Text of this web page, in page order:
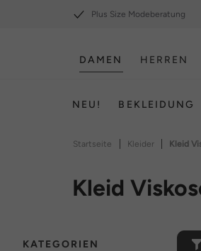
Plus Size Modeberatung
DAMEN HERREN
NEU! BEKLEIDUNG
Startseite | Kleider | Kleid
Kleid
KATEGORIEN